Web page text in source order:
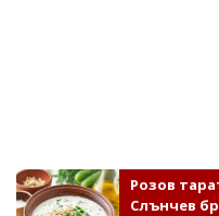
Розов
Слънчев